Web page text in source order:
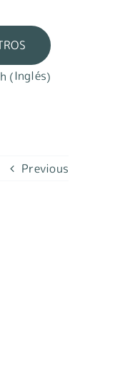
(Inglés)
(Inglés)
Previous